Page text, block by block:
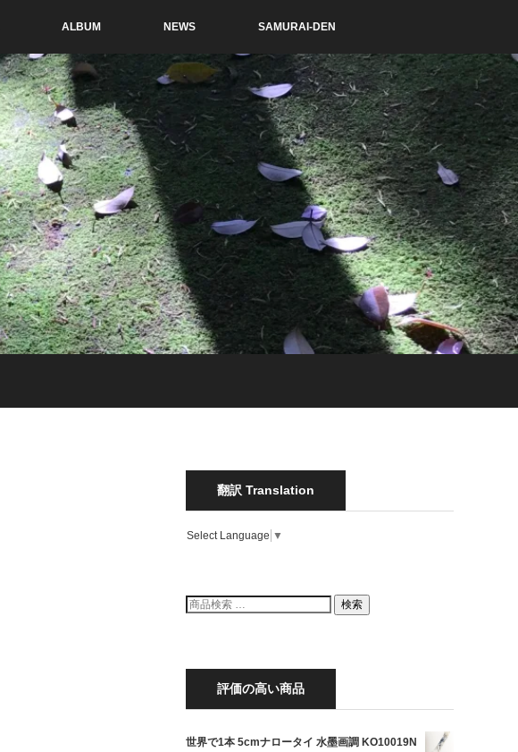
ALBUM NEWS SAMURAI-DEN
翻訳 Translation
Select Language ▼
検
索
検索
評価の高い商品
世界で1本 5cmナロータイ 水墨画調 KO10019N